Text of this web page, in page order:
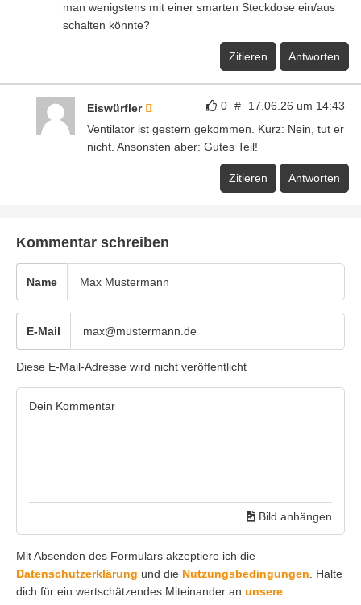
man wenigstens mit einer smarten Steckdose ein/aus
schalten könnte?
Zitieren Antworten
0 # 17.06.26 um 14:43
Eiswürfler
Ventilator ist gestern gekommen. Kurz: Nein, tut er
nicht. Ansonsten aber: Gutes Teil!
Zitieren Antworten
Kommentar schreiben
Name
E-Mail
Diese E-Mail-Adresse wird nicht veröffentlicht
Bild anhängen
Mit Absenden des Formulars akzeptiere ich die
Datenschutzerklärung und die Nutzungsbedingungen. Halte
dich für ein wertschätzendes Miteinander an unsere